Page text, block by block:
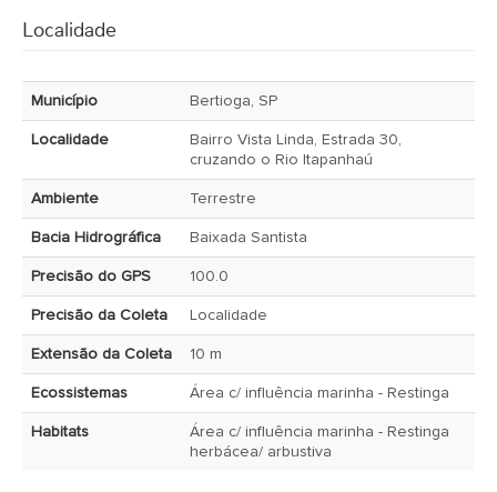
Localidade
Município Bertioga, SP
Localidade
Bairro Vista Linda, Estrada 30,
cruzando o Rio Itapanhaú
Ambiente Terrestre
Bacia Hidrográfica Baixada Santista
Precisão do GPS 100.0
Precisão da Coleta Localidade
Extensão da Coleta 10 m
Ecossistemas Área c/ influência marinha - Restinga
Habitats
Área c/ influência marinha - Restinga
herbácea/ arbustiva